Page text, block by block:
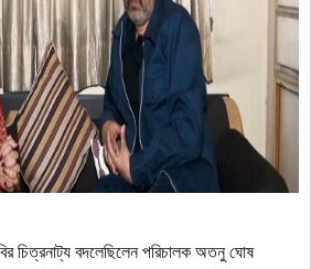
চিত্রনাট্য বদলেছিলেন পরিচালক অতনু ঘোষ